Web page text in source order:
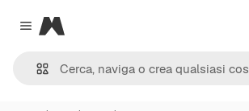
Close menu
Magnific